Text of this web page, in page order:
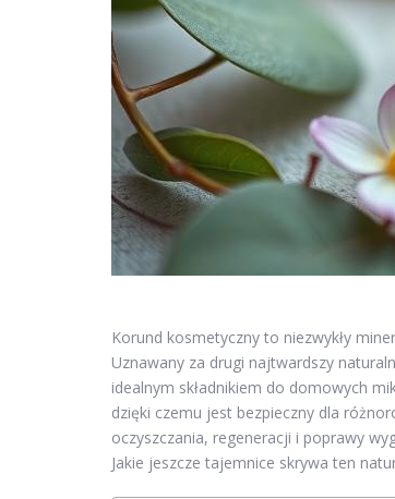
Korund kosmetyczny to niezwykły
Uznawany za drugi najtwardszy
idealnym składnikiem do domowych
dzięki czemu jest bezpieczny dla
oczyszczania, regeneracji i poprawy
Jakie jeszcze tajemnice skrywa ten